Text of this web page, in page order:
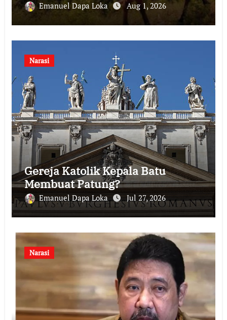
Emanuel Dapa Loka Aug 1, 2026
Narasi
Gereja Katolik Kepala Batu
Membuat Patung?
Emanuel Dapa Loka Jul 27, 2026
Narasi